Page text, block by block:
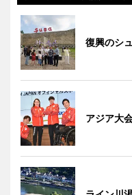
復興のシ
アジア大